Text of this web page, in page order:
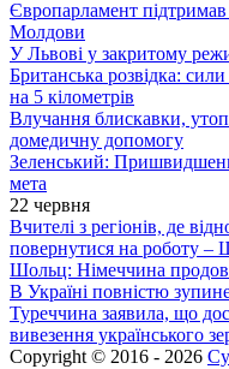
Європарламент підтримав
Молдови
У Львові у закритому
Британська розвідка:
на 5 кілометрів
Влучання блискавки,
домедичну допомогу
Зеленський:
мета
22 червня
Вчителі з регіонів, де
повернутися на роботу –
Шольц: Німеччина
В Україні повністю
Туреччина заявила, що
вивезення українського
Copyright © 2016 - 2026